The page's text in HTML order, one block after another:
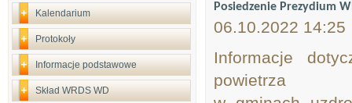
Kalendarium
Protokoły
Informacje podstawowe
Skład WRDS WD
Posiedzenie Prezydium
06.10.2022 14:25
Informacje
powietrza